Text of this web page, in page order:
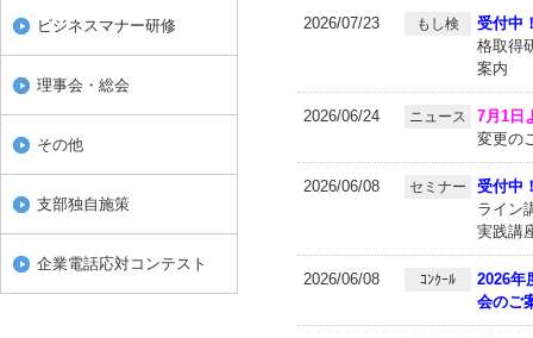
ビジネスマナー研修
理事会・総会
その他
支部独自施策
企業電話応対コンテスト
2026/07/23 もし検
受付中
格取得
案内
2026/06/24 ニュース
7月1日
変更の
2026/06/08 セミナー
受付中
ライン
実践講
2026/06/08 ｺﾝｸｰﾙ
2026年
会のご